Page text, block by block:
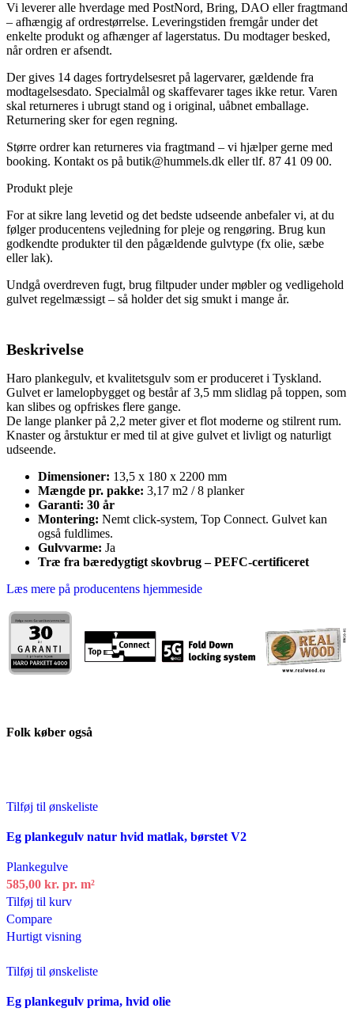
Vi leverer alle hverdage med PostNord, Bring, DAO eller fragtmand
– afhængig af ordrestørrelse. Leveringstiden fremgår under det
enkelte produkt og afhænger af lagerstatus. Du modtager besked,
når ordren er afsendt.
Der gives 14 dages fortrydelsesret på lagervarer, gældende fra
modtagelsesdato. Specialmål og skaffevarer tages ikke retur. Varen
skal returneres i ubrugt stand og i original, uåbnet emballage.
Returnering sker for egen regning.
Større ordrer kan returneres via fragtmand – vi hjælper gerne med
booking. Kontakt os på butik@hummels.dk eller tlf. 87 41 09 00.
Produkt pleje
For at sikre lang levetid og det bedste udseende anbefaler vi, at du
følger producentens vejledning for pleje og rengøring. Brug kun
godkendte produkter til den pågældende gulvtype (fx olie, sæbe
eller lak).
Undgå overdreven fugt, brug filtpuder under møbler og vedligehold
gulvet regelmæssigt – så holder det sig smukt i mange år.
Beskrivelse
Haro plankegulv, et kvalitetsgulv som er produceret i Tyskland.
Gulvet er lamelopbygget og består af 3,5 mm slidlag på toppen, som
kan slibes og opfriskes flere gange.
De lange planker på 2,2 meter giver et flot moderne og stilrent rum.
Knaster og årstuktur er med til at give gulvet et livligt og naturligt
udseende.
Dimensioner: 13,5 x 180 x 2200 mm
Mængde pr. pakke: 3,17 m2 / 8 planker
Garanti: 30 år
Montering: Nemt click-system, Top Connect. Gulvet kan
også fuldlimes.
Gulvvarme: Ja
Træ fra bæredygtigt skovbrug – PEFC-certificeret
Læs mere på producentens hjemmeside
Folk køber også
Tilføj til ønskeliste
Eg plankegulv natur hvid matlak, børstet V2
Plankegulve
585,00 kr. pr. m²
Tilføj til kurv
Compare
Hurtigt visning
Tilføj til ønskeliste
Eg plankegulv prima, hvid olie